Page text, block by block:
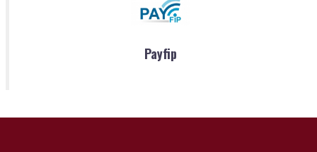
Payfip